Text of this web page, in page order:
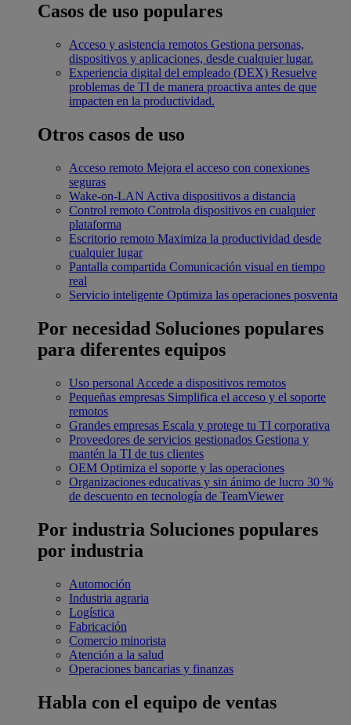
Casos de uso populares
Acceso y asistencia remotos Gestiona personas,
dispositivos y aplicaciones, desde cualquier lugar.
Experiencia digital del empleado (DEX) Resuelve
problemas de TI de manera proactiva antes de que
impacten en la productividad.
Otros casos de uso
Acceso remoto Mejora el acceso con conexiones
seguras
Wake-on-LAN Activa dispositivos a distancia
Control remoto Controla dispositivos en cualquier
plataforma
Escritorio remoto Maximiza la productividad desde
cualquier lugar
Pantalla compartida Comunicación visual en tiempo
real
Servicio inteligente Optimiza las operaciones posventa
Por necesidad Soluciones populares
para diferentes equipos
Uso personal Accede a dispositivos remotos
Pequeñas empresas Simplifica el acceso y el soporte
remotos
Grandes empresas Escala y protege tu TI corporativa
Proveedores de servicios gestionados Gestiona y
mantén la TI de tus clientes
OEM Optimiza el soporte y las operaciones
Organizaciones educativas y sin ánimo de lucro 30 %
de descuento en tecnología de TeamViewer
Por industria Soluciones populares
por industria
Automoción
Industria agraria
Logística
Fabricación
Comercio minorista
Atención a la salud
Operaciones bancarias y finanzas
Habla con el equipo de ventas